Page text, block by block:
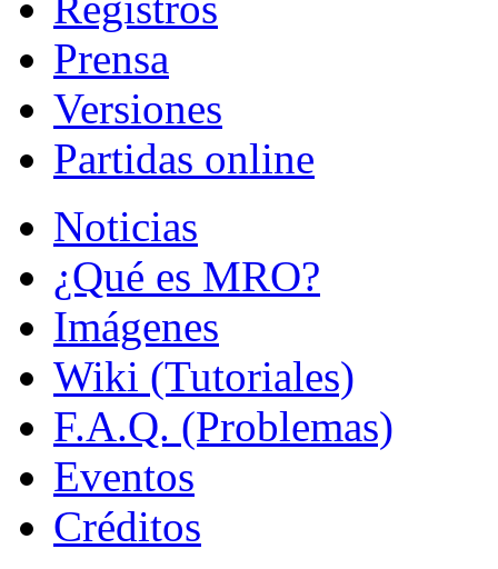
Prensa
Versiones
Partidas online
Noticias
¿Qué es MRO?
Imágenes
Wiki (Tutoriales)
F.A.Q. (Problemas)
Eventos
Créditos